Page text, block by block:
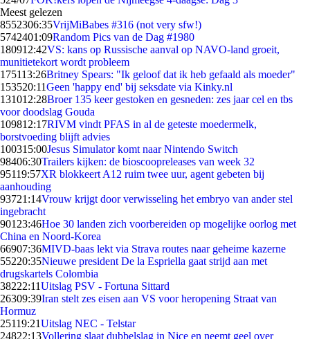
Meest gelezen
8552306:35VrijMiBabes #316 (not very sfw!)
5742401:09Random Pics van de Dag #1980
180912:42VS: kans op Russische aanval op NAVO-land groeit,
munitietekort wordt probleem
175113:26Britney Spears: "Ik geloof dat ik heb gefaald als moeder"
153520:11Geen 'happy end' bij seksdate via Kinky.nl
131012:28Broer 135 keer gestoken en gesneden: zes jaar cel en tbs
voor doodslag Gouda
109812:17RIVM vindt PFAS in al de geteste moedermelk,
borstvoeding blijft advies
100315:00Jesus Simulator komt naar Nintendo Switch
98406:30Trailers kijken: de bioscoopreleases van week 32
95119:57XR blokkeert A12 ruim twee uur, agent gebeten bij
aanhouding
93721:14Vrouw krijgt door verwisseling het embryo van ander stel
ingebracht
901 23:46Hoe 30 landen zich voorbereiden op mogelijke oorlog met
China en Noord-Korea
66907:36MIVD-baas lekt via Strava routes naar geheime kazerne
55220:35Nieuwe president De la Espriella gaat strijd aan met
drugskartels Colombia
38222:11Uitslag PSV - Fortuna Sittard
26309:39Iran stelt zes eisen aan VS voor heropening Straat van
Hormuz
25119:21Uitslag NEC - Telstar
24822:13Vollering slaat dubbelslag in Nice en neemt geel over